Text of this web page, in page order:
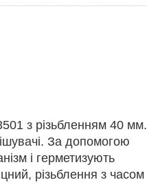
з різьбленням 40 мм.
За допомогою
і герметизують
різьблення з часом